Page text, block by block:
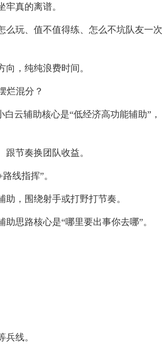
真的离谱。
么玩、值不值得练、怎么不坑队友一次
，纯纯浪费时间。
烂混分？
云辅助核心是“低经济高功能辅助”，
节奏换团队收益。
线指挥”。
，围绕射手或打野打节奏。
思路核心是“哪里要出事你去哪”。
线。